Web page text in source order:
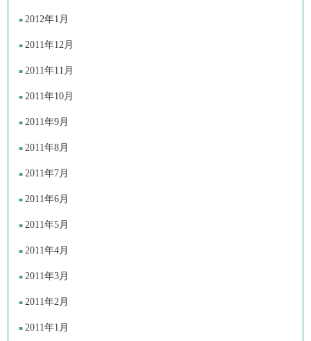
2012年1月
2011年12月
2011年11月
2011年10月
2011年9月
2011年8月
2011年7月
2011年6月
2011年5月
2011年4月
2011年3月
2011年2月
2011年1月